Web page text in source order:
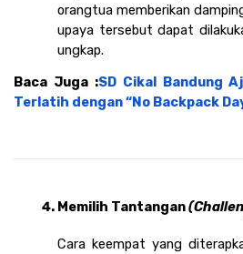
orangtua memberikan
upaya tersebut dapat
ungkap.
Baca Juga :SD Cikal Bandung
Terlatih dengan “No Backpack
Memilih Tantangan
Cara keempat yang